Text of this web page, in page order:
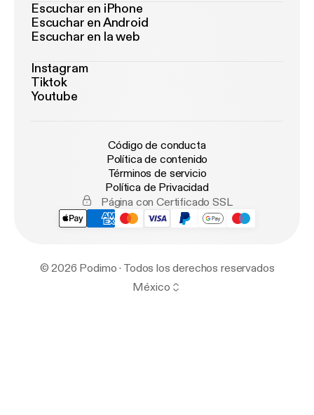
Escuchar en iPhone
Escuchar en Android
Escuchar en la web
Instagram
Tiktok
Youtube
Código de conducta
Política de contenido
Términos de servicio
Política de Privacidad
Página con Certificado SSL
© 2026 Podimo · Todos los derechos reservados
México